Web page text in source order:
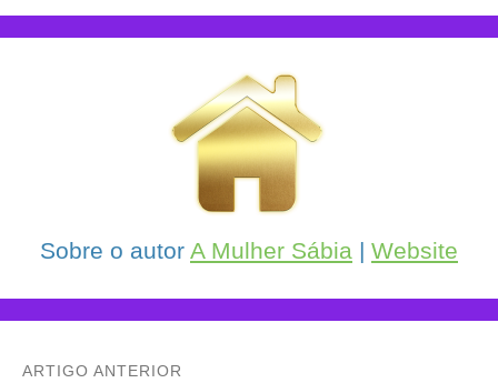
Sobre o autor A Mulher Sábia | Website
ARTIGO ANTERIOR